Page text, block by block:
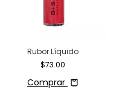
Rubor Líquido
$73.00
Comprar